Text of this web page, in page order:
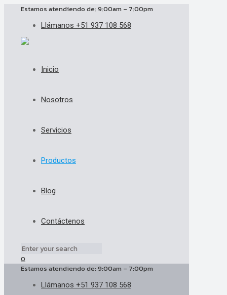
Estamos atendiendo de: 9:00am – 7:00pm
Llámanos +51 937 108 568
Inicio
Nosotros
Servicios
Productos
Blog
Contáctenos
0
Estamos atendiendo de: 9:00am – 7:00pm
Llámanos +51 937 108 568